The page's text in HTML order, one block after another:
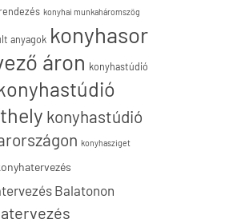
konyhai munkaháromszög
anyagok konyhasor
áron konyhastúdió
konyhastúdió
konyhasziget
Balatonon